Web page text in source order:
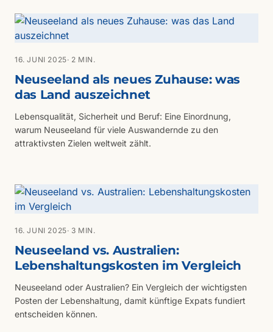
16. JUNI 2025· 2 MIN.
Neuseeland als neues Zuhause: was
das Land auszeichnet
Lebensqualität, Sicherheit und Beruf: Eine Einordnung,
warum Neuseeland für viele Auswandernde zu den
attraktivsten Zielen weltweit zählt.
16. JUNI 2025· 3 MIN.
Neuseeland vs. Australien:
Lebenshaltungskosten im Vergleich
Neuseeland oder Australien? Ein Vergleich der wichtigsten
Posten der Lebenshaltung, damit künftige Expats fundiert
entscheiden können.